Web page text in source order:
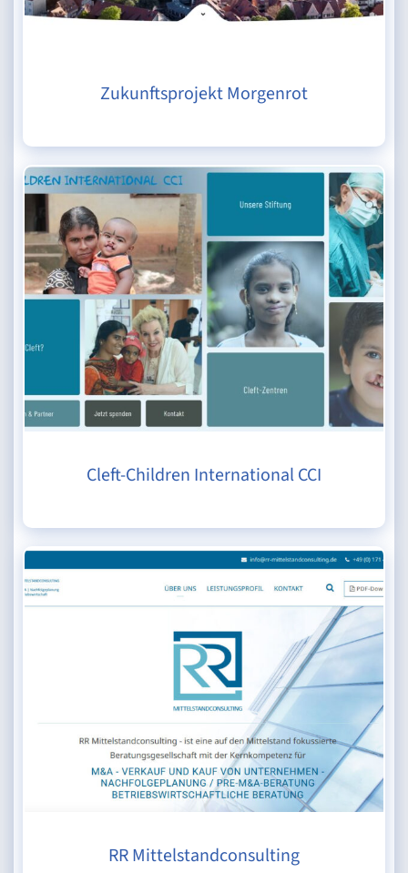
Zukunftsprojekt Morgenrot
Cleft-Children International CCI
RR Mittelstandconsulting